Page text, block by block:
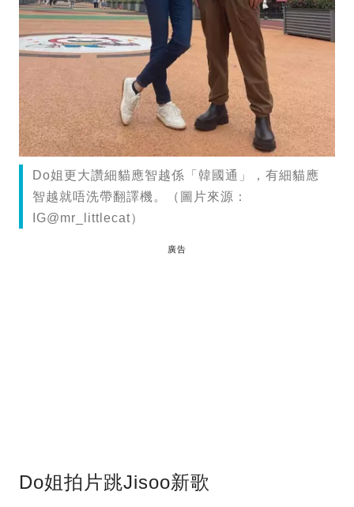
Do姐更大讚細貓應智越係「韓國通」，有細貓應
智越就唔洗帶翻譯機。（圖片來源：
IG@mr_littlecat）
廣告
Do姐拍片跳Jisoo新歌